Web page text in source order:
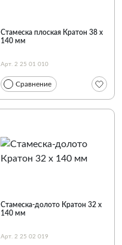
Стамеска плоская Кратон 38 х
140 мм
Арт. 2 25 01 010
Сравнение
Стамеска-долото Кратон 32 х
140 мм
Арт. 2 25 02 019